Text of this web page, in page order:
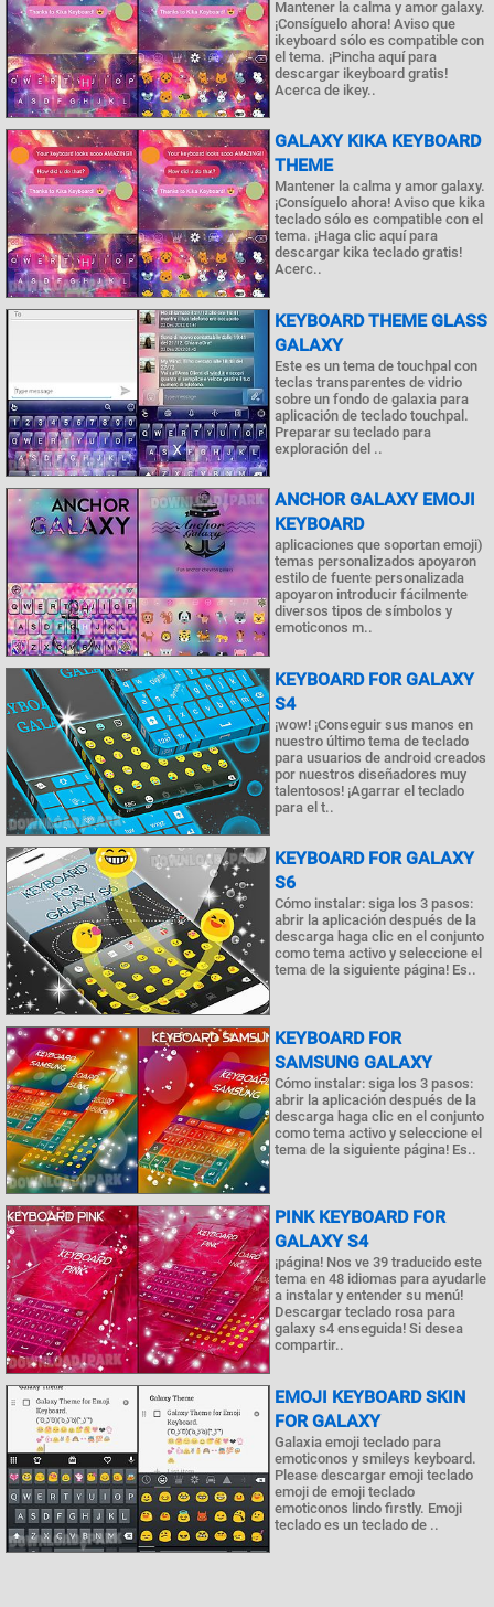
Mantener la calma y amor galaxy.
¡Consíguelo ahora! Aviso que
ikeyboard sólo es compatible con
el tema. ¡Pincha aquí para
descargar ikeyboard gratis!
Acerca de ikey..
GALAXY KIKA KEYBOARD
THEME
Mantener la calma y amor galaxy.
¡Consíguelo ahora! Aviso que kika
teclado sólo es compatible con el
tema. ¡Haga clic aquí para
descargar kika teclado gratis!
Acerc..
KEYBOARD THEME GLASS
GALAXY
Este es un tema de touchpal con
teclas transparentes de vidrio
sobre un fondo de galaxia para
aplicación de teclado touchpal.
Preparar su teclado para
exploración del ..
ANCHOR GALAXY EMOJI
KEYBOARD
aplicaciones que soportan emoji)
temas personalizados apoyaron
estilo de fuente personalizada
apoyaron introducir fácilmente
diversos tipos de símbolos y
emoticonos m..
KEYBOARD FOR GALAXY
S4
¡wow! ¡Conseguir sus manos en
nuestro último tema de teclado
para usuarios de android creados
por nuestros diseñadores muy
talentosos! ¡Agarrar el teclado
para el t..
KEYBOARD FOR GALAXY
S6
Cómo instalar: siga los 3 pasos:
abrir la aplicación después de la
descarga haga clic en el conjunto
como tema activo y seleccione el
tema de la siguiente página! Es..
KEYBOARD FOR
SAMSUNG GALAXY
Cómo instalar: siga los 3 pasos:
abrir la aplicación después de la
descarga haga clic en el conjunto
como tema activo y seleccione el
tema de la siguiente página! Es..
PINK KEYBOARD FOR
GALAXY S4
¡página! Nos ve 39 traducido este
tema en 48 idiomas para ayudarle
a instalar y entender su menú!
Descargar teclado rosa para
galaxy s4 enseguida! Si desea
compartir..
EMOJI KEYBOARD SKIN
FOR GALAXY
Galaxia emoji teclado para
emoticonos y smileys keyboard.
Please descargar emoji teclado
emoji de emoji teclado
emoticonos lindo firstly. Emoji
teclado es un teclado de ..